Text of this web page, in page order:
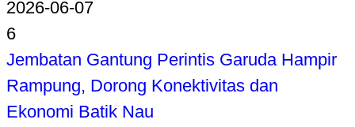
2026-06-07
6
Jembatan Gantung Perintis Garuda Hampir
Rampung, Dorong Konektivitas dan
Ekonomi Batik Nau